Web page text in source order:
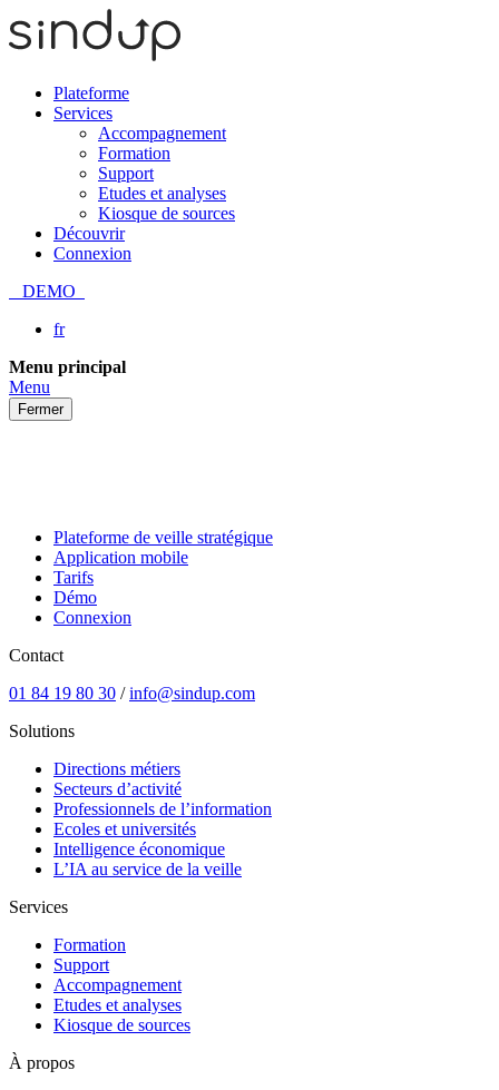
Plateforme
Services
Accompagnement
Formation
Support
Etudes et analyses
Kiosque de sources
Découvrir
Connexion
DEMO
fr
Passer
au
contenu
Menu principal
Menu
Fermer
Plateforme de veille stratégique
Application mobile
Tarifs
Démo
Connexion
Contact
01 84 19 80 30 /info@sindup.com
Solutions
Directions métiers
Secteurs d’activité
Professionnels de l’information
Ecoles et universités
Intelligence économique
L’IA au service de la veille
Services
Formation
Support
Accompagnement
Etudes et analyses
Kiosque de sources
À propos